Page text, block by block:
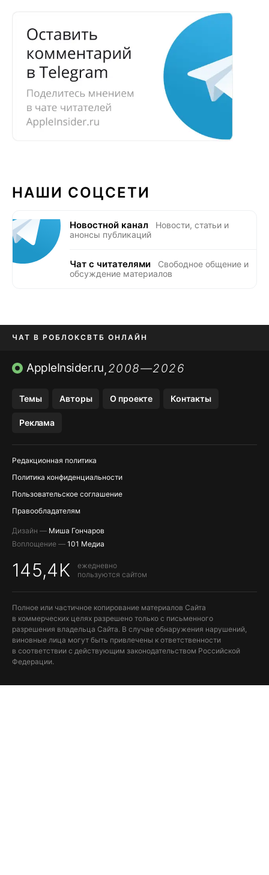
НАШИ СОЦСЕТИ
Новостной канал
Новости, статьи и
анонсы публикаций
Чат с читателями
Свободное общение и
обсуждение материалов
ЧАТ В РОБЛОКСВТБ ОНЛАЙН
ПРИЛОЖЕНИЯ APP STORE
AppleInsider.ru,2008—2026
Темы Авторы О проекте Контакты
Реклама
Редакционная политика
Политика конфиденциальности
Пользовательское соглашение
Правообладателям
Дизайн — Миша Гончаров
Воплощение — 101 Медиа
145,4K
ежедневно
пользуются сайтом
Полное или частичное копирование материалов Сайта
в коммерческих целях разрешено только с письменного
разрешения владельца Сайта. В случае обнаружения нарушений,
виновные лица могут быть привлечены к ответственности
в соответствии с действующим законодательством Российской
Федерации.